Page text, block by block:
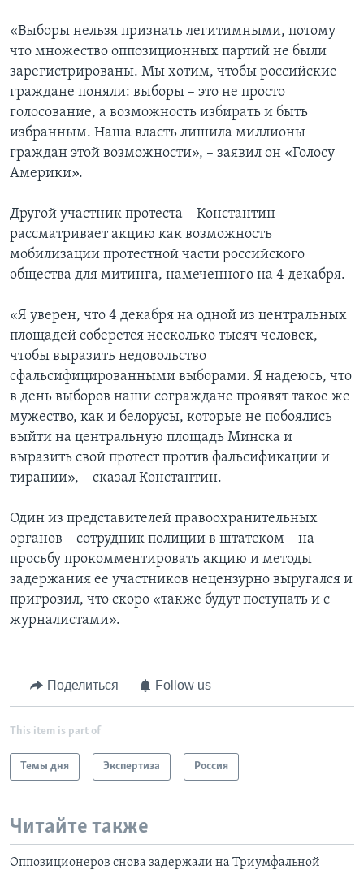
«Выборы нельзя признать легитимными, потому
что множество оппозиционных партий не были
зарегистрированы. Мы хотим, чтобы российские
граждане поняли: выборы – это не просто
голосование, а возможность избирать и быть
избранным. Наша власть лишила миллионы
граждан этой возможности», – заявил он «Голосу
Америки».
Другой участник протеста – Константин –
рассматривает акцию как возможность
мобилизации протестной части российского
общества для митинга, намеченного на 4 декабря.
«Я уверен, что 4 декабря на одной из центральных
площадей соберется несколько тысяч человек,
чтобы выразить недовольство
сфальсифицированными выборами. Я надеюсь, что
в день выборов наши сограждане проявят такое же
мужество, как и белорусы, которые не побоялись
выйти на центральную площадь Минска и
выразить свой протест против фальсификации и
тирании», – сказал Константин.
Один из представителей правоохранительных
органов – сотрудник полиции в штатском – на
просьбу прокомментировать акцию и методы
задержания ее участников нецензурно выругался и
пригрозил, что скоро «также будут поступать и с
журналистами».
Поделиться Follow us
This item is part of
Темы дня Экспертиза Россия
Читайте также
Оппозиционеров снова задержали на Триумфальной